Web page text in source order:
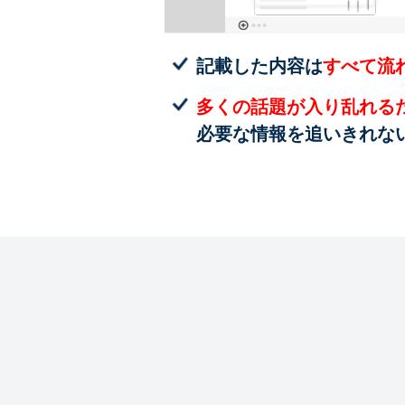
記載した内容はすべて流
多くの話題が入り乱れる
必要な情報を追いきれな